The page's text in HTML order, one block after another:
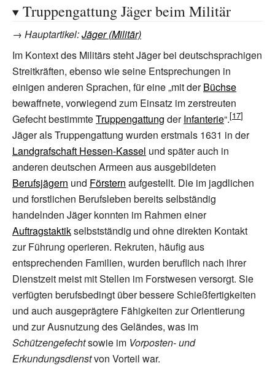
Truppengattung Jäger beim Militär
→ Hauptartikel:Jäger (Militär)
Im Kontext des Militärs steht Jäger bei deutschsprachigen
Streitkräften, ebenso wie seine Entsprechungen in
einigen anderen Sprachen, für eine „mit derBüchse
bewaffnete, vorwiegend zum Einsatz im zerstreuten
Gefecht bestimmteTruppengattung derInfanterie“.
Jäger als Truppengattung wurden erstmals 1631 in der
Landgrafschaft Hessen-Kassel und später auch in
anderen deutschen Armeen aus ausgebildeten
Berufsjägern und Förstern aufgestellt. Die im jagdlichen
und forstlichen Berufsleben bereits selbständig
handelnden Jäger konnten im Rahmen einer
Auftragstaktikselbstständig und ohne direkten Kontakt
zur Führung operieren. Rekruten, häufig aus
entsprechenden Familien, wurden beruflich nach ihrer
Dienstzeit meist mit Stellen im Forstwesen versorgt. Sie
verfügten berufsbedingt über bessere Schießfertigkeiten
und auch ausgeprägtere Fähigkeiten zur Orientierung
und zur Ausnutzung des Geländes, was im
Schützengefechtsowie im Vorposten- und
Erkundungsdienstvon Vorteil war.